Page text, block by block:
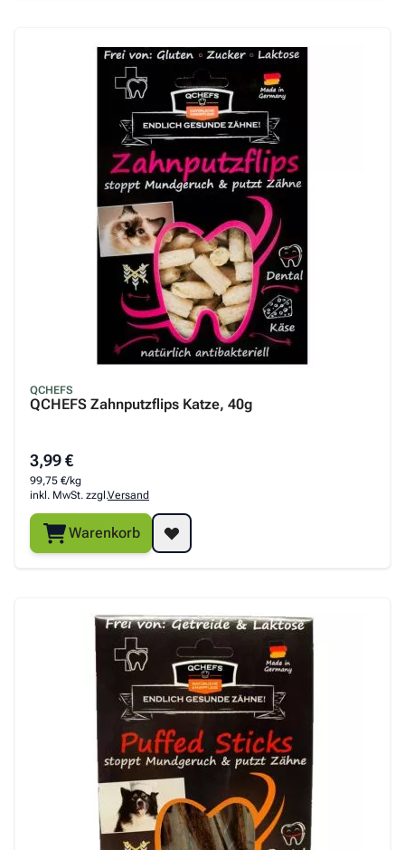
QCHEFS
QCHEFS Zahnputzflips Katze, 40g
3,99 €
99,75 €/kg
inkl. MwSt. zzgl.Versand
Warenkorb